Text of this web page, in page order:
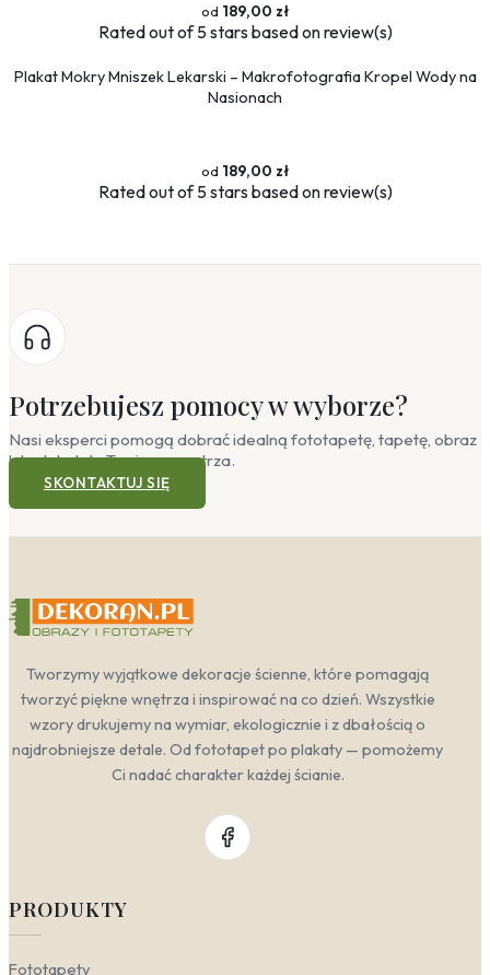
189,00 zł
Ratedout of 5 stars based onreview(s)
Plakat Mokry Mniszek Lekarski – Makrofotografia Kropel Wody na
Nasionach
189,00 zł
Ratedout of 5 stars based onreview(s)
Potrzebujesz pomocy w wyborze?
Nasi eksperci pomogą dobrać idealną fototapetę, tapetę, obraz
lub plakat do Twojego wnętrza.
SKONTAKTUJ SIĘ
Tworzymy wyjątkowe dekoracje ścienne, które pomagają
tworzyć piękne wnętrza i inspirować na co dzień. Wszystkie
wzory drukujemy na wymiar, ekologicznie i z dbałością o
najdrobniejsze detale. Od fototapet po plakaty — pomożemy
Ci nadać charakter każdej ścianie.
PRODUKTY
Fototapety